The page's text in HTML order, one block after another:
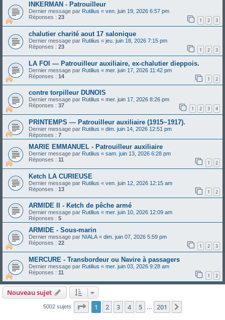
INKERMAN - Patrouilleur
Dernier message par Rutilius « ven. juin 19, 2026 6:57 pm
Réponses : 23 1 2 3
chalutier charité aout 17 salonique
Dernier message par Rutilius « jeu. juin 18, 2026 7:15 pm
Réponses : 23 1 2 3
LA FOI — Patrouilleur auxiliaire, ex-chalutier dieppois.
Dernier message par Rutilius « mer. juin 17, 2026 11:42 pm
Réponses : 14 1 2
contre torpilleur DUNOIS
Dernier message par Rutilius « mer. juin 17, 2026 8:26 pm
Réponses : 37 1 2 3 4
PRINTEMPS — Patrouilleur auxiliaire (1915~1917).
Dernier message par Rutilius « dim. juin 14, 2026 12:51 pm
Réponses : 7
MARIE EMMANUEL - Patrouilleur auxiliaire
Dernier message par Rutilius « sam. juin 13, 2026 6:28 pm
Réponses : 11 1 2
Ketch LA CURIEUSE
Dernier message par Rutilius « ven. juin 12, 2026 12:15 am
Réponses : 13 1 2
ARMIDE II - Ketch de pêche armé
Dernier message par Rutilius « mer. juin 10, 2026 12:09 am
Réponses : 5
ARMIDE - Sous-marin
Dernier message par NIALA « dim. juin 07, 2026 5:59 pm
Réponses : 22 1 2 3
MERCURE - Transbordeur ou Navire à passagers
Dernier message par Rutilius « mer. juin 03, 2026 9:28 am
Réponses : 11 1 2
Nouveau sujet
5002 sujets Page 1sur201
1 2 3 4 5 201